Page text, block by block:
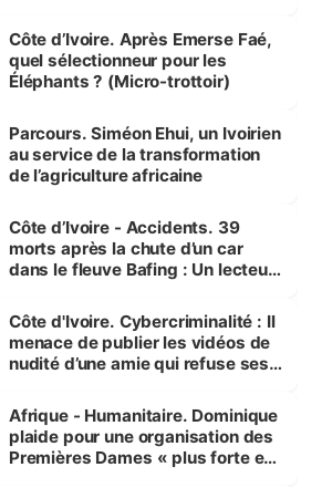
Côte d’Ivoire. Après Emerse Faé,
quel sélectionneur pour les
Éléphants ? (Micro-trottoir)
Parcours. Siméon Ehui, un Ivoirien
au service de la transformation
de l’agriculture africaine
Côte d’Ivoire - Accidents. 39
morts après la chute d’un car
dans le fleuve Bafing : Un lecteur
des Transports
Côte d'Ivoire. Cybercriminalité : Il
menace de publier les vidéos de
nudité d’une amie qui refuse ses
Afrique - Humanitaire. Dominique
plaide pour une organisation des
Premières Dames « plus forte et